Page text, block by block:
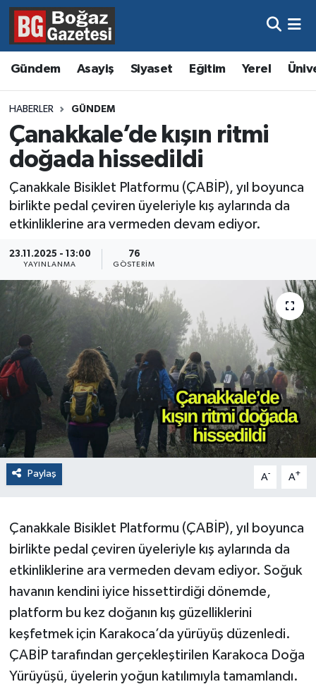
Gündem Asayiş Siyaset Eğitim Yerel
HABERLER GÜNDEM
Çanakkale’de kışın ritmi
doğada hissedildi
Çanakkale Bisiklet Platformu (ÇABİP), yıl boyunca
birlikte pedal çeviren üyeleriyle kış aylarında da
etkinliklerine ara vermeden devam ediyor.
23.11.2025 - 13:00
YAYINLANMA
76
GÖSTERIM
Paylaş A- A+
Çanakkale Bisiklet Platformu (ÇABİP), yıl boyunca
birlikte pedal çeviren üyeleriyle kış aylarında da
etkinliklerine ara vermeden devam ediyor. Soğuk
havanın kendini iyice hissettirdiği dönemde,
platform bu kez doğanın kış güzelliklerini
keşfetmek için Karakoca’da yürüyüş düzenledi.
ÇABİP tarafından gerçekleştirilen Karakoca Doğa
Yürüyüşü, üyelerin yoğun katılımıyla tamamlandı.
Asayiş
Eğitim
Ekonomi
Gündem
Resmi İlanlar
Sağlık
Hava Durumu
Trafik Durumu
Süper Lig Puan Durumu ve Fikstür
Tüm Manşetler